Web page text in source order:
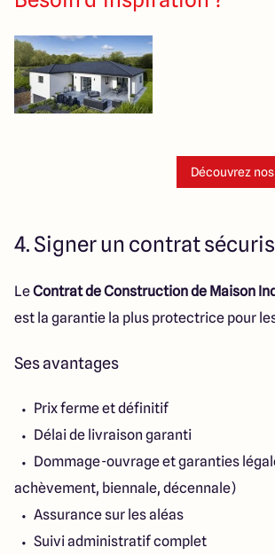
Découvrez
4. Signer un contrat
LeContrat de Construction de Maison
est la garantie la plus protectrice pour
Ses avantages
Prix ferme et définitif
Délai de livraison garanti
Dommage-ouvrage et garanties
achèvement, biennale, décennale)
Assurance sur les aléas
Suivi administratif complet